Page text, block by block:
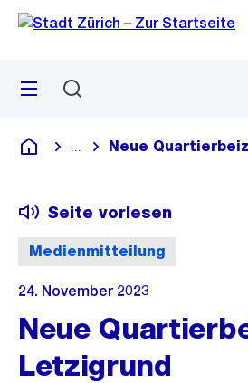
Navigation
Sprunglink
Menü
Deutsch
Blende alle Breadcrumbs ein
Neue
Medienmitteilung
Seite vorlesen
24. November 2023
Neue
Letzigrund